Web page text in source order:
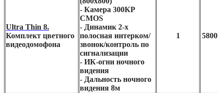
Ultra Thin 8.
Комплект цветного
видеодомофона
- Камера 300КР
CMOS
- Динамик 2-х
полосная интерком/
звонок/контроль по
сигнализации
- ИК-огни ночного
видения
- Дальность ночного
видения 8м
1 5800